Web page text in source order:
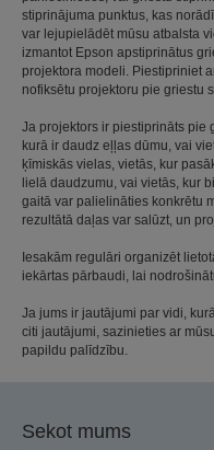
stiprinājuma punktus, kas
var lejupielādēt mūsu atbalsta
izmantot Epson apstiprinātus
projektora modeli. Piestipriniet
nofiksētu projektoru pie griestu
Ja projektors ir piestiprināts pie
kurā ir daudz eļļas dūmu, vai
ķīmiskās vielas, vietās, kur
lielā daudzumu, vai vietās, kur
gaitā var palielināties konkrētu
rezultātā daļas var salūzt, un
Iesakām regulāri organizēt
iekārtas pārbaudi, lai
Ja jums ir jautājumi par vidi,
citi jautājumi, sazinieties ar
papildu palīdzību.
Sekot mums